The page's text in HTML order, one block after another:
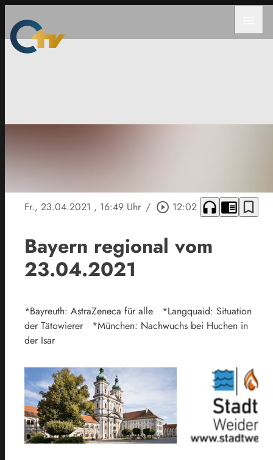
Fr., 23.04.2021 , 16:49 Uhr / play_circle_outline 12:02 headphones chrome_reader_mode bookmark_border
Bayern regional vom
23.04.2021
*Bayreuth: AstraZeneca für alle *Langquaid: Situation
der Tätowierer *München: Nachwuchs bei Huchen in
der Isar